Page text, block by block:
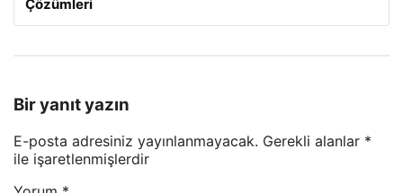
Çözümleri
Bir yanıt yazın
E-posta adresiniz yayınlanmayacak. Gerekli alanlar *
ile işaretlenmişlerdir